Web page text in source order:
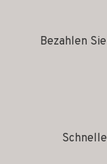
Bezahlen